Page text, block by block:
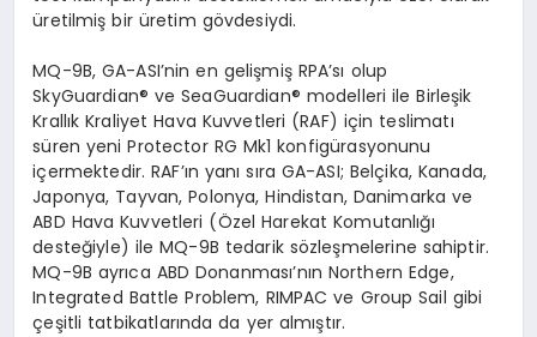
üretilmiş bir üretim gövdesiydi.
MQ-9B, GA-ASI’nin en gelişmiş RPA’sı olup
SkyGuardian® ve SeaGuardian® modelleri ile Birleşik
Krallık Kraliyet Hava Kuvvetleri (RAF) için teslimatı
süren yeni Protector RG Mk1 konfigürasyonunu
içermektedir. RAF’ın yanı sıra GA-ASI; Belçika, Kanada,
Japonya, Tayvan, Polonya, Hindistan, Danimarka ve
ABD Hava Kuvvetleri (Özel Harekat Komutanlığı
desteğiyle) ile MQ-9B tedarik sözleşmelerine sahiptir.
MQ-9B ayrıca ABD Donanması’nın Northern Edge,
Integrated Battle Problem, RIMPAC ve Group Sail gibi
çeşitli tatbikatlarında da yer almıştır.